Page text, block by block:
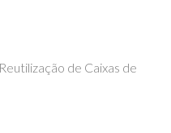
de Caixas de